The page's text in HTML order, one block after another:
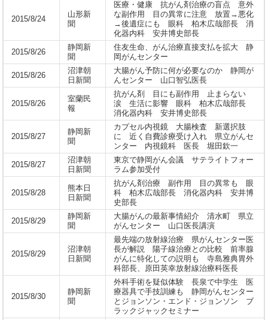
2015/8/24
山形新
聞
医療・健康 抗がん剤治療の盲点 意外
な副作用 目の異常に注意 放置→悪化
→後遺症にも 眼科 柏木広哉部長 消
化器内科 安井博史部長
2015/8/26
静岡新
聞
住友生命、がん治療直接支払を拡大 静
岡がんセンター
2015/8/26
沼津朝
日新聞
大腸がん予防に何が必要なのか 静岡が
んセンター 山口智弘医長
2015/8/26
室蘭民
報
抗がん剤 目にも副作用 止まらない
涙 生活に影響 眼科 柏木広哉部長
消化器内科 安井博史部長
2015/8/27
静岡新
聞
カプセル内視鏡 大腸検査 新選択肢
に 近く自費診療受け入れ 県立がんセ
ンター 内視鏡科 医長 堀田欽一
2015/8/27
沼津朝
日新聞
東京で静岡がん会議 サテライトフォー
ラム参加受付
2015/8/28
熊本日
日新聞
抗がん剤治療 副作用 目の異常も 眼
科 柏木広哉部長 消化器内科 安井博
史部長
2015/8/29
静岡新
聞
大腸がんの最新事情紹介 清水町 県立
がんセンター 山口医長講演
2015/8/29
沼津朝
日新聞
最先端の放射線治療 県がんセンター医
長が解説 陽子線治療との比較 前率腺
がんに特化しての説明も 寺島雅典胃外
科部長、原田英幸放射線治療科医長
2015/8/30
静岡新
聞
外科手術を疑似体験 長泉で中学生 医
療器具で手技訓練も 静岡がんセンター
とジョンソン・エンド・ジョンソン ブ
ラックジャックセミナー